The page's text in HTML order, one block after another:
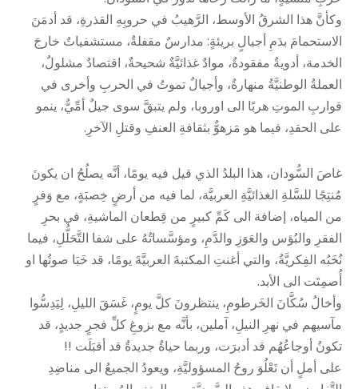
وكأنَّ هذا الشرقُ الأوسط، الرَّهيبُ في حروبِهِ القذرةِ، قد أدمَنَ
الاستحمامَ بدَمِ أجيالٍ بريئةٍ: مدارسٌ مقفلةٌ، مستشفياتٌ خارجَ
الخدمة، أدويةٌ مفقودةٌ، موادٌ غذائيَّةٌ شحيحةٌ، اقتصادٌ مشلولٌ،
العملةُ الوطنيَّةُ منهارةٌ، وأجيالٌ تموتُ في الحربِ وأخرى في
قواربِ الموتِ هربًا الى اوروبا، ولم يتبقَّ سوى جيلٌ أمِّيٌّ، ينمو
على الحقدِ، فيما هو مَزهوٌّ بثقافةِ العنفِ وقتلِ الآخرِ.
غاصَ السُّودان، هذا البلدُ الذي قيل فيه يومًا، أنَّه يصلُحُ ان يكونَ
مُنتِجًا للسَّلةِ الغذائيَّةِ العربيَّة، لما فيه من أرضٍ خِصبَةٍ، مع وَفرٍ
من المياه، إضافة الى كَمِّ كبيرٍ من قِطعان الماشيةِ، في بحرِ
الفقرِ والبُؤس والعَوَزِ والدَّمِ، ومؤسَّساتُهُ على شفا التَّحَلُّلِ، فيما
نُخَبُه الفِكريَّةُ، والتي أغنتِ المكتبةَ العربيَّةَ يومًا، قد خَبَا صوتُها او
أُصمِتَت الى الأبد.
وأخالُ سُكَّانَ الخَرطومِ، ينتظرونَ كلَّ يومٍ، غَسَقَ الليلِ، لِيَدِسُّوا
مآسيهم في نهرِ النيلِ، آملين، بأنَّه مع بزوغِ كلِّ فجرٍ جديدٍ، قد
تكونُ أوجاعُهُم قد أدبرَت، وربما حياةٌ جديدةٌ قد أقبَلَت !!
على أملٍ أن تَعْلُوَ روحُ المسؤوليَّةِ، ويعودُ الجميعُ الى مناضِدِ